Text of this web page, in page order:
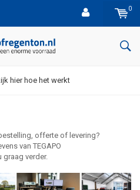
0
hier hoe het werkt
offerte of levering?
van TEGAPO
graag verder.